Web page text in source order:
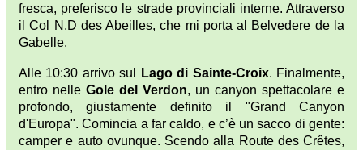
fresca, preferisco le strade provinciali interne. Attraverso
il Col N.D des Abeilles, che mi porta al Belvedere de la
Gabelle.
Alle 10:30 arrivo sul Lago di Sainte-Croix. Finalmente,
entro nelle Gole del Verdon, un canyon spettacolare e
profondo, giustamente definito il "Grand Canyon
d'Europa". Comincia a far caldo, e c’è un sacco di gente:
camper e auto ovunque. Scendo alla Route des Crêtes,